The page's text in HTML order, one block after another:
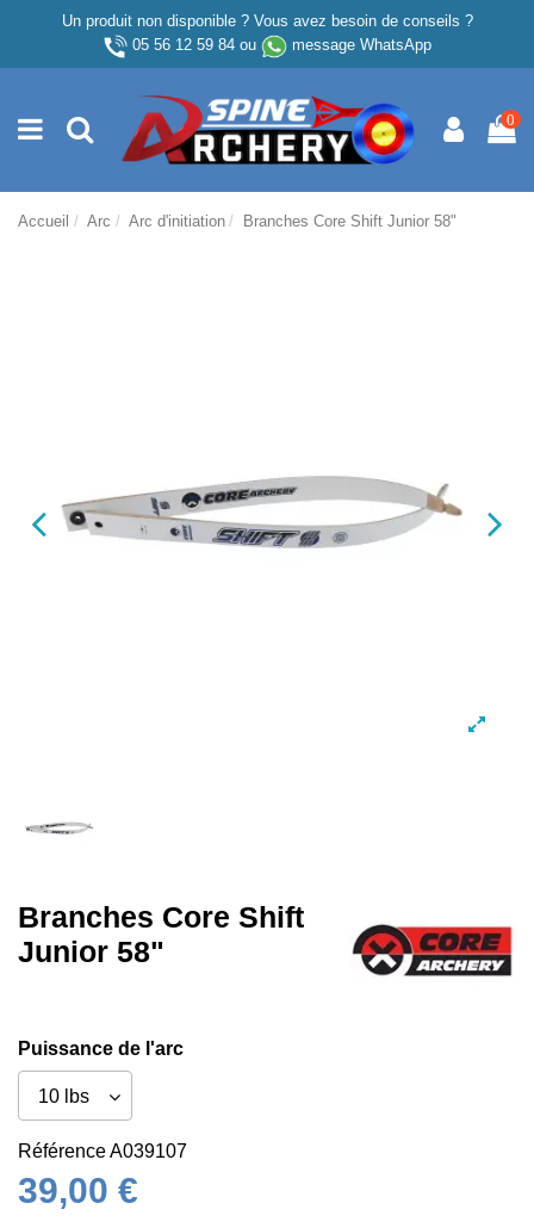
Un produit non disponible ? Vous avez besoin de conseils ?
05 56 12 59 84ou message WhatsApp
0
Accueil Arc Arc d'initiation Branches Core Shift Junior 58"
Branches Core Shift
Junior 58"
Puissance de l'arc
RéférenceA039107
39,00 €